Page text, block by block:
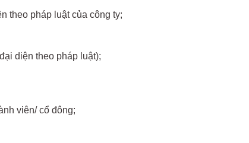
theo pháp luật của công ty;
diện theo pháp luật);
viên/ cổ đông;